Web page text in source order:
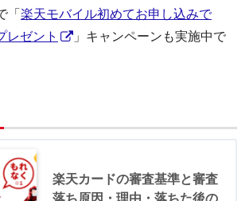
「 楽天モバイル初めてお申し込みで
レゼント
」キャンペーンも実施中で
楽天カードの審査基準と審査
落ち原因・理由・落ちた後の